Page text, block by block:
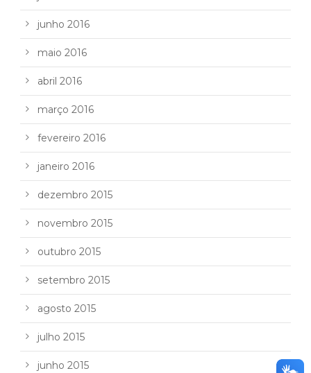
junho 2016
maio 2016
abril 2016
março 2016
fevereiro 2016
janeiro 2016
dezembro 2015
novembro 2015
outubro 2015
setembro 2015
agosto 2015
julho 2015
junho 2015